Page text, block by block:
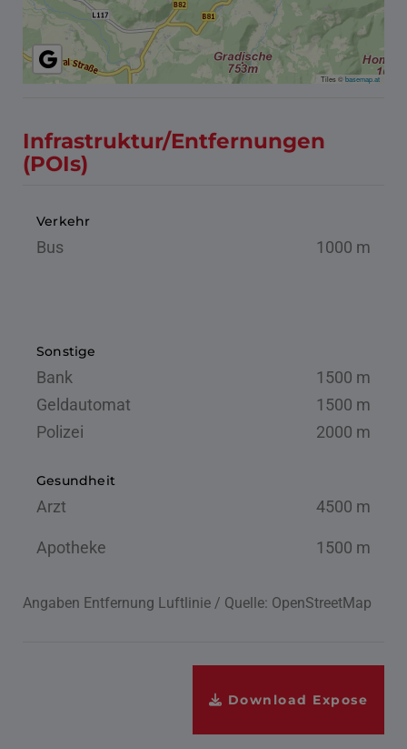
Tiles ©basemap.at
Infrastruktur/Entfernungen
(POIs)
Verkehr
Bus 1000 m
Sonstige
Bank
1500 m
Geldautomat
1500 m
Polizei
2000 m
Gesundheit
Arzt 4500 m
Apotheke 1500 m
Angaben Entfernung Luftlinie / Quelle: OpenStreetMap
Download Expose